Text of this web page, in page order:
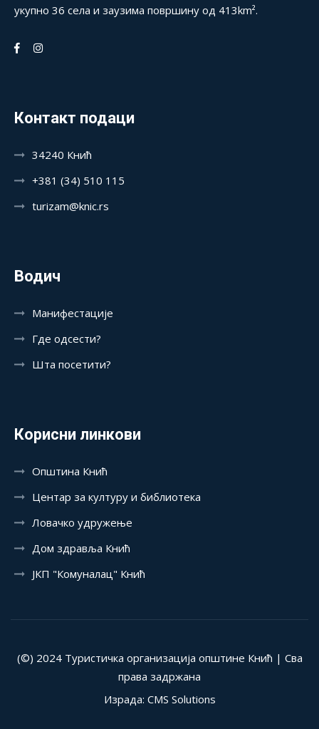
укупно 36 села и заузима површину од 413km².
Контакт подаци
34240 Кнић
+381 (34) 510 115
turizam@knic.rs
Водич
Манифестације
Где одсести?
Шта посетити?
Корисни линкови
Општина Кнић
Центар за културу и библиотека
Ловачко удружење
Дом здравља Кнић
ЈКП "Комуналац" Кнић
(©) 2024 Туристичка организација општине Кнић | Сва
права задржана
Израда: CMS Solutions